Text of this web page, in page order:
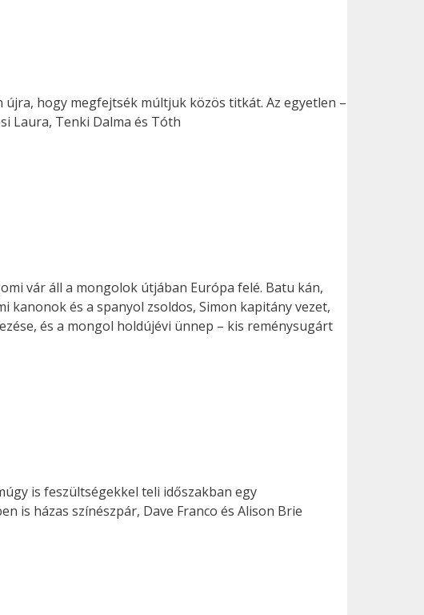
hogy megfejtsék múltjuk közös titkát. Az egyetlen –
Laura, Tenki Dalma és Tóth
vár áll a mongolok útjában Európa felé. Batu kán,
kanonok és a spanyol zsoldos, Simon kapitány vezet,
és a mongol holdújévi ünnep – kis reménysugárt
is feszültségekkel teli időszakban egy
is házas színészpár, Dave Franco és Alison Brie